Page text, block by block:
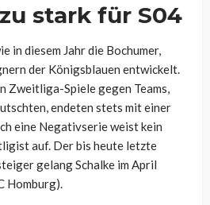
stark für S04
in diesem Jahr die Bochumer,
der Königsblauen entwickelt.
Zweitliga-Spiele gegen Teams,
endeten stets mit einer
eine Negativserie weist kein
auf. Der bis heute letzte
gelang Schalke im April
Homburg).